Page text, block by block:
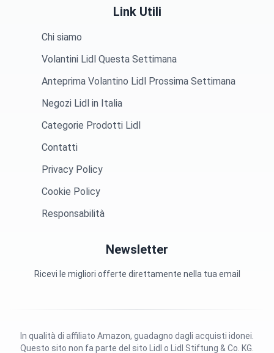
Link Utili
Chi siamo
Volantini Lidl Questa Settimana
Anteprima Volantino Lidl Prossima Settimana
Negozi Lidl in Italia
Categorie Prodotti Lidl
Contatti
Privacy Policy
Cookie Policy
Responsabilità
Newsletter
Ricevi le migliori offerte direttamente nella tua email
Questo sito non fa parte del sito Lidl o Lidl Stiftung & Co. KG.
In qualità di affiliato Amazon, guadagno dagli acquisti idonei.